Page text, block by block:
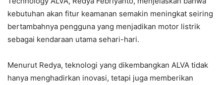
kebutuhan akan fitur keamanan semakin meningkat seiring
bertambahnya pengguna yang menjadikan motor listrik
sebagai kendaraan utama sehari-hari.
Menurut Redya, teknologi yang dikembangkan ALVA tidak
hanya menghadirkan inovasi, tetapi juga memberikan